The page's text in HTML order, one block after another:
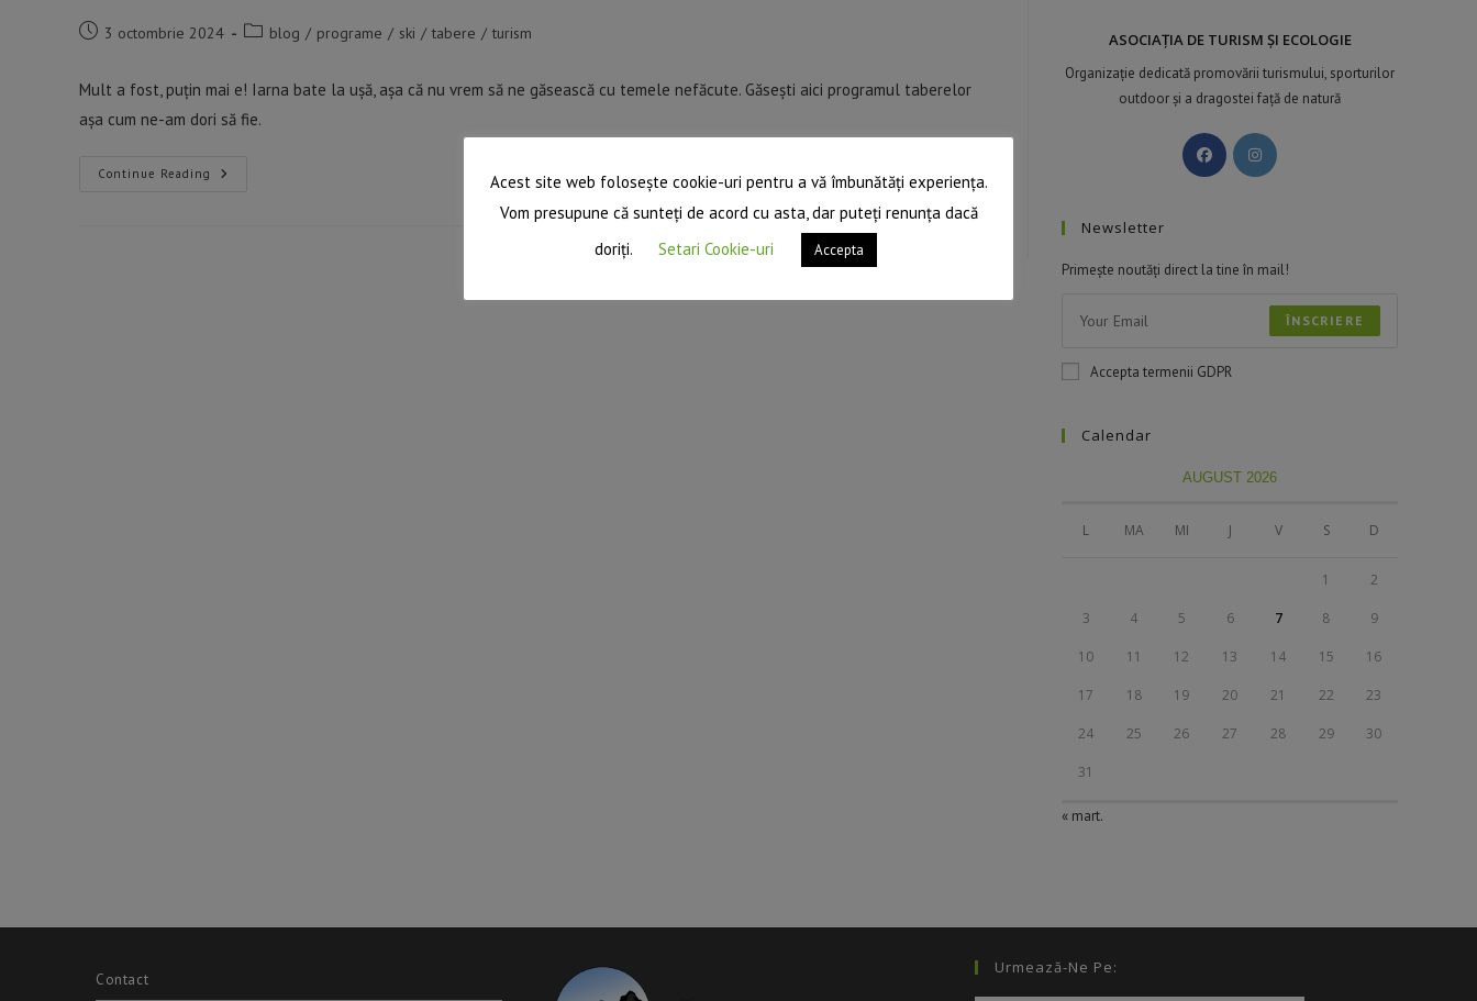
Post 3 octombrie 2024
Post blog / programe / ski / tabere / turism
Mult a fost, puțin mai e! Iarna bate la ușă, așa că nu vrem să ne găsească cu temele nefăcute. Găsești aici programul taberelor
așa cum ne-am dori să fie.
Continue Reading TABERE
ASOCIAȚIA DE TURISM ȘI ECOLOGIE
Organizație dedicată promovării turismului, sporturilor
outdoor și a dragostei față de natură
Newsletter
Primește noutăți direct la tine în mail!
ÎNSCRIERE
Accepta termenii GDPR
Calendar
AUGUST 2026
L MA MI J V S D
1 2
3 4 5 6 7 8 9
10 11 12 13 14 15 16
17 18 19 20 21 22 23
24 25 26 27 28 29 30
31
« mart.
Contact
Urmează-Ne Pe:
Acest site web folosește cookie-uri pentru a vă îmbunătăți experiența.
Vom presupune că sunteți de acord cu asta, dar puteți renunța dacă
doriți.
Setari Cookie-uri Accepta